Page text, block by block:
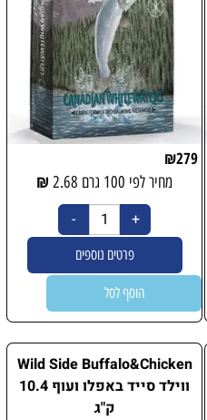
₪279
מחיר לפי 100 גרם 2.68
₪
פרטים נוספים
הוסף לסל
Wild Side Buffalo&Chicken
ווילד סייד באפלו ועוף 10.4
ק"ג